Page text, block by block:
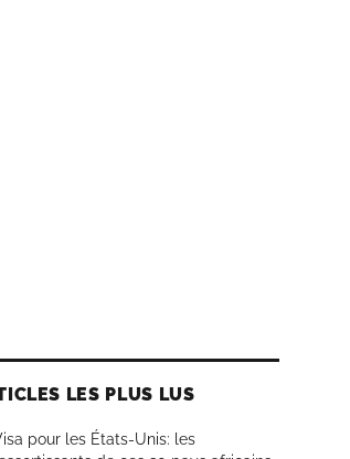
LES PLUS LUS
pour les États-Unis: les